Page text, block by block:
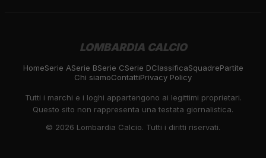
LOMBARDIA CALCIO
HomeSerie ASerie BSerie CSerie DClassificaSquadrePartite
Chi siamoContattiPrivacy Policy
Tutti i marchi e i loghi appartengono ai legittimi proprietari.
Questo sito non rappresenta una testata giornalistica.
© 2026 Lombardia Calcio. Tutti i diritti riservati.